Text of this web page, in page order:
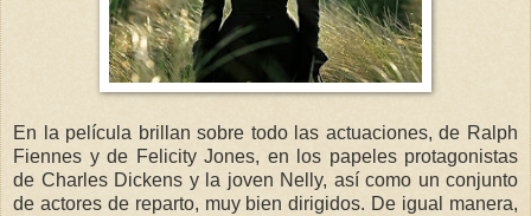
En la película brillan sobre todo las actuaciones, de Ralph
Fiennes y de Felicity Jones, en los papeles protagonistas
de Charles Dickens y la joven Nelly, así como un conjunto
de actores de reparto, muy bien dirigidos. De igual manera,